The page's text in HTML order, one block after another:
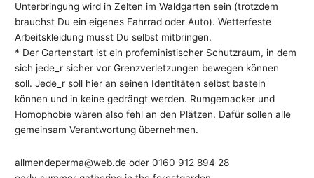
Unterbringung wird in Zelten im Waldgarten sein (trotzdem
brauchst Du ein eigenes Fahrrad oder Auto). Wetterfeste
Arbeitskleidung musst Du selbst mitbringen.
* Der Gartenstart ist ein profeministischer Schutzraum, in dem
sich jede_r sicher vor Grenzverletzungen bewegen können
soll. Jede_r soll hier an seinen Identitäten selbst basteln
können und in keine gedrängt werden. Rumgemacker und
Homophobie wären also fehl an den Plätzen. Dafür sollen alle
gemeinsam Verantwortung übernehmen.
allmendeperma@web.de oder 0160 912 894 28